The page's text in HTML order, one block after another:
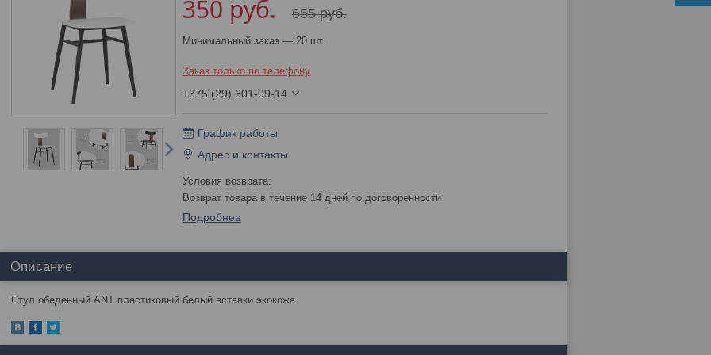
655руб.
350 руб.
Минимальный заказ — 20 шт.
Заказ только по телефону
+375 (29) 601-09-14
График работы
Адрес и контакты
возврат товара в течение 14 дней по договоренности
Подробнее
Описание
Стул обеденный ANT пластиковый белый вставки экокожа